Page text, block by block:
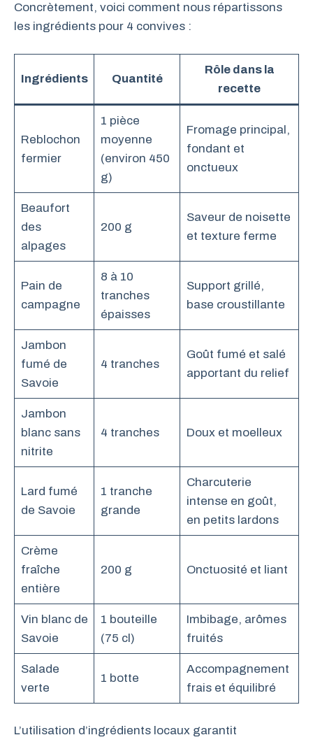
Concrètement, voici comment nous répartissons
les ingrédients pour 4 convives :
Ingrédients Quantité
Rôle dans la
recette
Reblochon
fermier
1 pièce
moyenne
(environ 450
g)
Fromage principal,
fondant et
onctueux
Beaufort
des
alpages
200 g
Saveur de noisette
et texture ferme
Pain de
campagne
8 à 10
tranches
épaisses
Support grillé,
base croustillante
Jambon
fumé de
Savoie
4 tranches
Goût fumé et salé
apportant du relief
Jambon
blanc sans
nitrite
4 tranches Doux et moelleux
Lard fumé
de Savoie
1 tranche
grande
Charcuterie
intense en goût,
en petits lardons
Crème
fraîche
entière
200 g Onctuosité et liant
Vin blanc de
Savoie
1 bouteille
(75 cl)
Imbibage, arômes
fruités
Salade
verte
1 botte
Accompagnement
frais et équilibré
L’utilisation d’ingrédients locaux garantit